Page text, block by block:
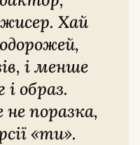
Хай
і менше
образ.
поразка,
«ти».